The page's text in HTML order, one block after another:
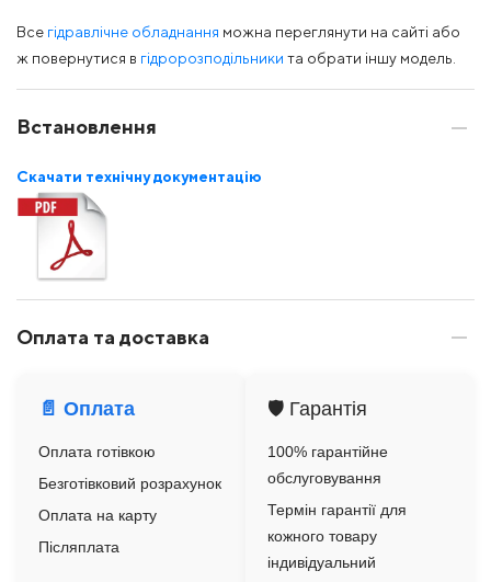
Все гідравлічне обладнання можна переглянути на сайті або
ж повернутися в гідророзподільники та обрати іншу модель.
Встановлення
Скачати технічну документацію
Оплата та доставка
📄 Оплата
Оплата готівкою
Безготівковий розрахунок
Оплата на карту
Післяплата
🛡️ Гарантія
100% гарантійне
обслуговування
Термін гарантії для
кожного товару
індивідуальний